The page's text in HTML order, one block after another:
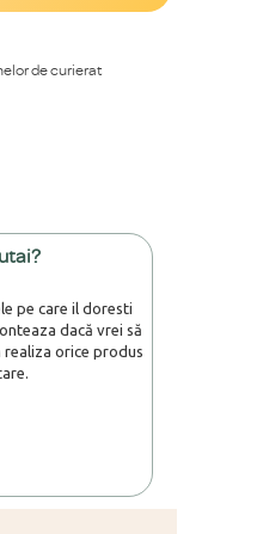
de curierat
pe care il doresti
dacă vrei să
realiza orice produs